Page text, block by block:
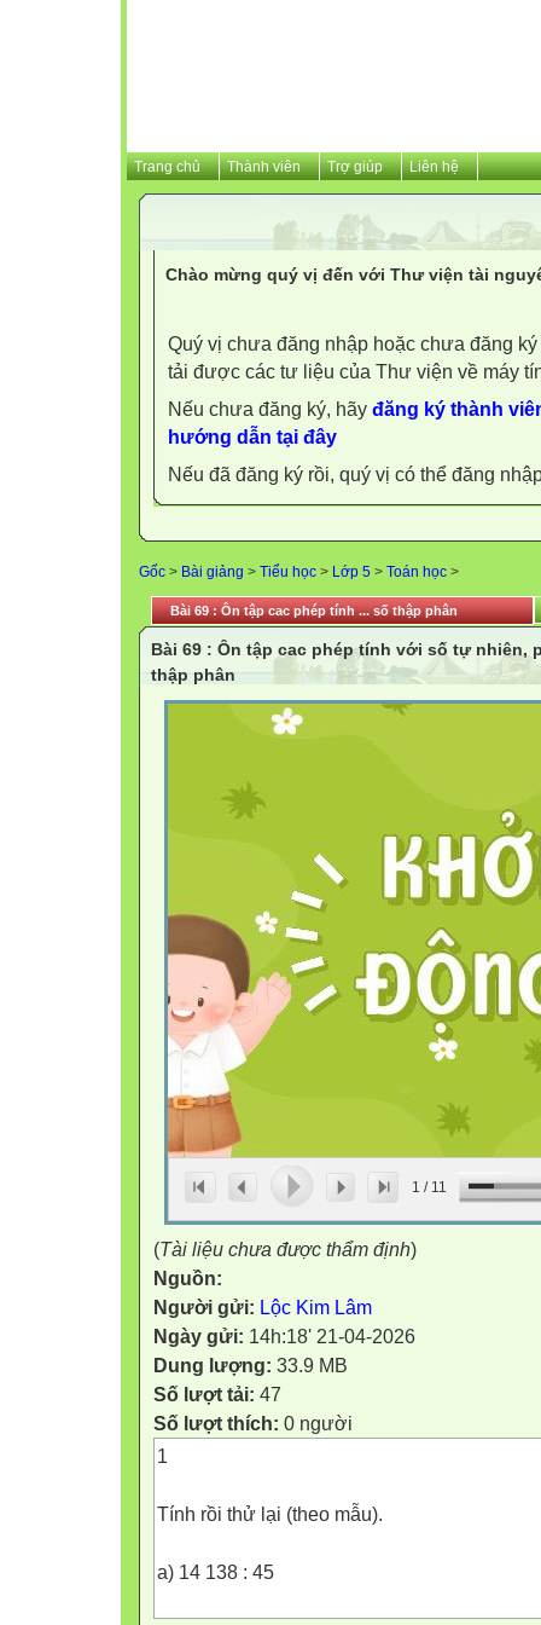
Trang chủ Thành viên Trợ giúp Liên hệ
Chào mừng quý vị đến với Thư viện tài
Quý vị chưa đăng nhập hoặc chưa đăng
tải được các tư liệu của Thư viện về máy
Nếu chưa đăng ký, hãy đăng ký thành
hướng dẫn tại đây
Nếu đã đăng ký rồi, quý vị có thể đăng
Gốc > Bài giảng > Tiểu học > Lớp 5 > Toán học >
Bài 69 : Ôn tập cac phép tính ... số thập phân
Bài 69 : Ôn tập cac phép tính với số tự nhiên,
thập phân
1 / 11
(Tài liệu chưa được thẩm định)
Nguồn:
Người gửi: Lộc Kim Lâm
Ngày gửi: 14h:18' 21-04-2026
Dung lượng: 33.9 MB
Số lượt tải: 47
Số lượt thích: 0 người
1
Tính rồi thử lại (theo mẫu).
a) 14 138 : 45